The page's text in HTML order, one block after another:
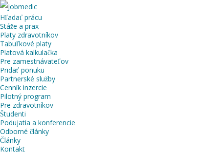
Hľadať prácu
Stáže a prax
Platy zdravotníkov
Tabuľkové platy
Platová kalkulačka
Pre zamestnávateľov
Pridať ponuku
Partnerské služby
Cenník inzercie
Pilotný program
Pre zdravotníkov
Študenti
Podujatia a konferencie
Odborné články
Články
Kontakt